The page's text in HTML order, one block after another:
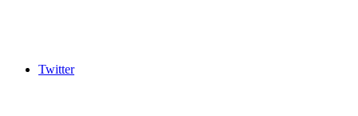
Twitter